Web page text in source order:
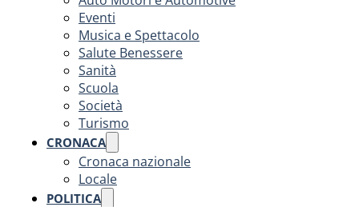
Eventi
Musica e Spettacolo
Salute Benessere
Sanità
Scuola
Società
Turismo
CRONACA
Cronaca nazionale
Locale
POLITICA